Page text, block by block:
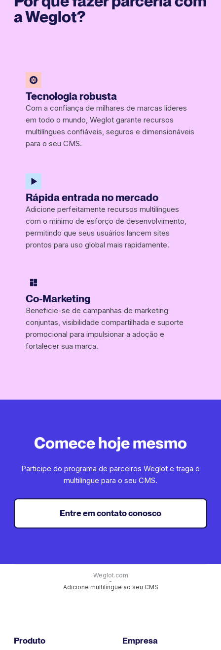
a Weglot?
Tecnologia robusta
Com a confiança de milhares de marcas líderes
em todo o mundo, Weglot garante recursos
multilíngues confiáveis, seguros e dimensionáveis
para o seu CMS.
Rápida entrada no mercado
Adicione perfeitamente recursos multilíngues
com o mínimo de esforço de desenvolvimento,
permitindo que seus usuários lancem sites
prontos para uso global mais rapidamente.
Co-Marketing
Beneficie-se de campanhas de marketing
conjuntas, visibilidade compartilhada e suporte
promocional para impulsionar a adoção e
fortalecer sua marca.
Comece hoje mesmo
Participe do programa de parceiros Weglot e traga o
multilíngue para o seu CMS.
Entre em contato conosco
Weglot.com
-
Adicione multilíngue ao seu CMS
Produto Empresa